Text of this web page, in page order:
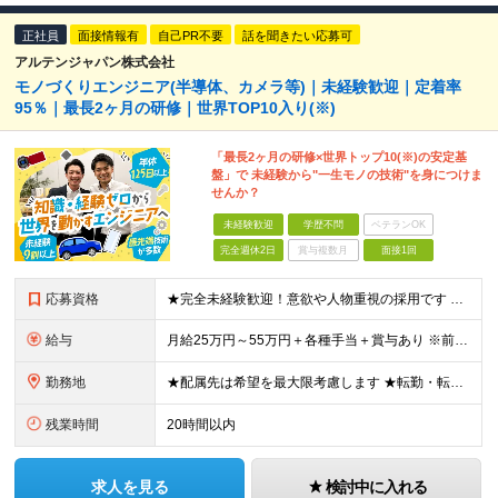
正社員 面接情報有 自己PR不要 話を聞きたい応募可
アルテンジャパン株式会社
モノづくりエンジニア(半導体、カメラ等)｜未経験歓迎｜定着率
95％｜最長2ヶ月の研修｜世界TOP10入り(※)
「最長2ヶ月の研修×世界トップ10(※)の安定基
盤」で 未経験から"一生モノの技術"を身につけま
せんか？
未経験歓迎 学歴不問 ベテランOK
完全週休2日 賞与複数月 面接1回
応募資格 ★完全未経験歓迎！意欲や人物重視の採用です ★文系・理系問わず歓迎いたします！ ■学歴不問 ■第二新卒歓迎 ■職種・業種・社会人未経験OK ■フリーター・社会人経験10年以上の方も歓迎 ■ブランク・
給与 月給25万円～55万円＋各種手当＋賞与あり ※前職の給与・経験・スキルなどを考慮のうえで決定します ※残業代は1分単位で全額支給します ※試用期間3ヶ月。その間の給与・待遇に差異はありません ★充実
勤務地 ★配属先は希望を最大限考慮します ★転勤・転居については相談可能です ★U・Iターン歓迎 全国の各プロジェクト先で募集します。 ＜プロジェクト先＞ ■北海道：千歳市 ■関東：埼玉県・千葉県・東京都
残業時間 20時間以内
求人を見る 検討中に入れる